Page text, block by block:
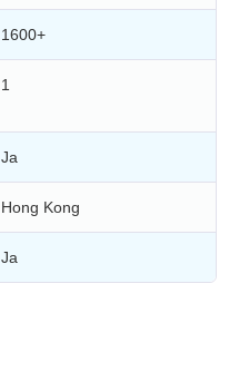
1600+
1
Ja
Hong Kong
Ja